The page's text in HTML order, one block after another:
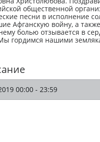
общественной
песни в исполнение
Афганскую войну, а
болью отзывается в
гордимся нашими
00:00 - 23:59